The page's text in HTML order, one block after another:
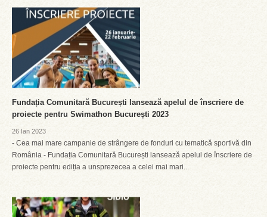
Fundația Comunitară București lansează apelul de înscriere de
proiecte pentru Swimathon București 2023
26 Ian 2023
- Cea mai mare campanie de strângere de fonduri cu tematică sportivă din
România - Fundația Comunitară București lansează apelul de înscriere de
proiecte pentru ediția a unsprezecea a celei mai mari...